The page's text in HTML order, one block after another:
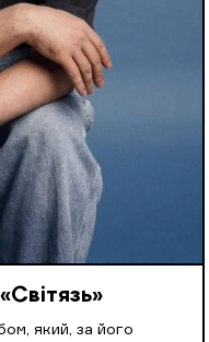
який, за його